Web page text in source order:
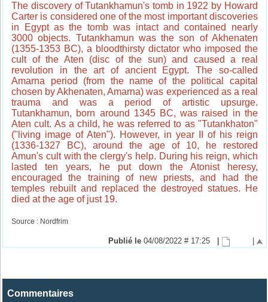
The discovery of Tutankhamun's tomb in 1922 by Howard
Carter is considered one of the most important discoveries
in Egypt as the tomb was intact and contained nearly
3000 objects. Tutankhamun was the son of Akhenaten
(1355-1353 BC), a bloodthirsty dictator who imposed the
cult of the Aten (disc of the sun) and caused a real
revolution in the art of ancient Egypt. The so-called
Amarna period (from the name of the political capital
chosen by Akhenaten, Amarna) was experienced as a real
trauma and was a period of artistic upsurge.
Tutankhamun, born around 1345 BC, was raised in the
Aten cult. As a child, he was referred to as "Tutankhaton"
("living image of Aten"). However, in year II of his reign
(1336-1327 BC), around the age of 10, he restored
Amun's cult with the clergy's help. During his reign, which
lasted ten years, he put down the Atonist heresy,
encouraged the training of new priests, and had the
temples rebuilt and replaced the destroyed statues. He
died at the age of just 19.
Source : Nordfrim
Publié le 04/08/2022 # 17:25
Commentaires